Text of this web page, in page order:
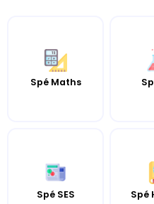
Spé Maths
Spé SES Spé